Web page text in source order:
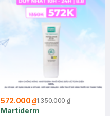
572.000 ₫1.350.000 ₫
Martiderm